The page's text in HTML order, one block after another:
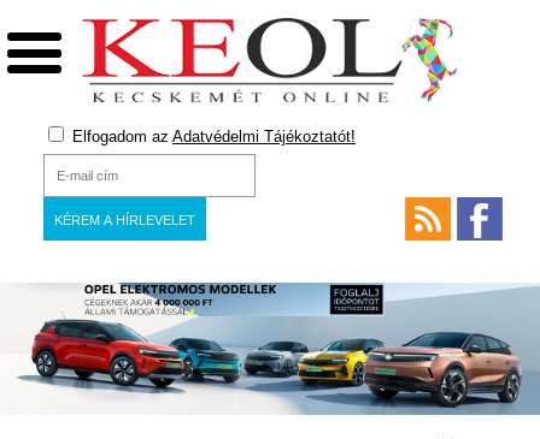
Elfogadom az Adatvédelmi Tájékoztatót!